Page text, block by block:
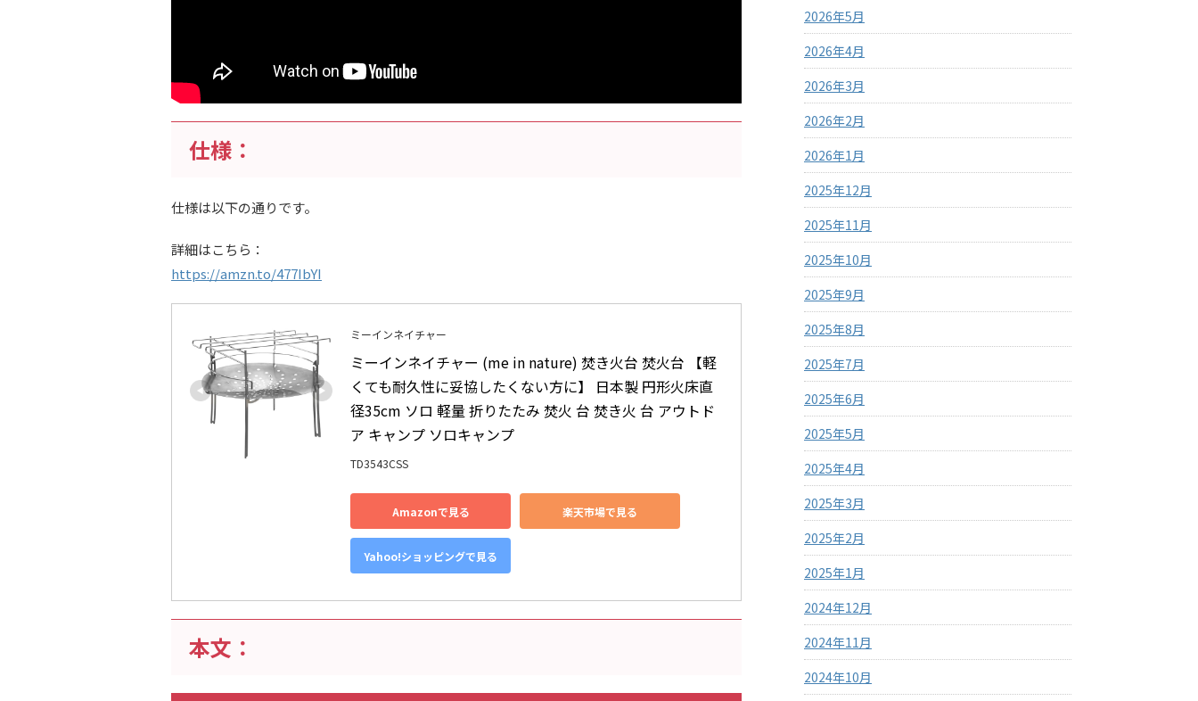
仕様：
仕様は以下の通りです。
詳細はこちら：
https://amzn.to/477IbYI
ミーインネイチャー
ミーインネイチャー (me in nature) 焚き火台 焚火台 【軽
くても耐久性に妥協したくない方に】 日本製 円形火床直
径35cm ソロ 軽量 折りたたみ 焚火 台 焚き火 台 アウトド
ア キャンプ ソロキャンプ
TD3543CSS
Amazonで見る 楽天市場で見る
Yahoo!ショッピングで見る
本文：
2026年5月
2026年4月
2026年3月
2026年2月
2026年1月
2025年12月
2025年11月
2025年10月
2025年9月
2025年8月
2025年7月
2025年6月
2025年5月
2025年4月
2025年3月
2025年2月
2025年1月
2024年12月
2024年11月
2024年10月